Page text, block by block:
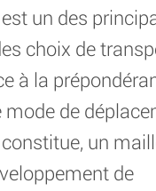
un des
choix de
à la
de
un
de